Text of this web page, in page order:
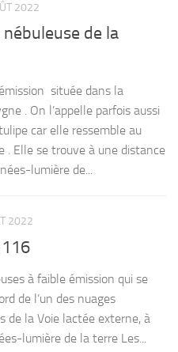
2022
de la
située dans la
. On l’appelle parfois aussi
car elle ressemble au
. Elle se trouve à une distance
lumière de...
2022
à faible émission qui se
de l’un des nuages
de la Voie lactée externe, à
lumière de la terre Les...